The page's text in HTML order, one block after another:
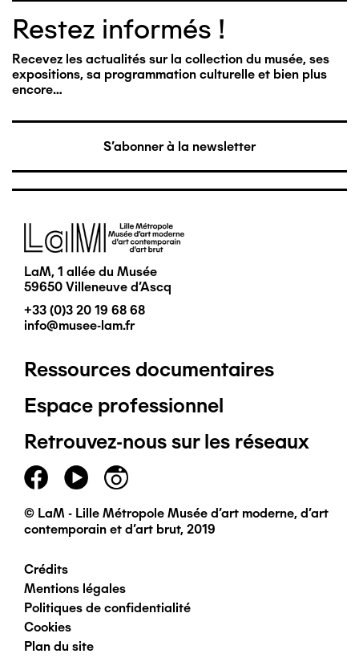
Restez informés !
Recevez les actualités sur la collection du musée, ses
expositions, sa programmation culturelle et bien plus
encore…
S'abonner à la newsletter
Image
LaM, 1 allée du Musée
59650 Villeneuve d'Ascq
+33 (0)3 20 19 68 68
info@musee-lam.fr
Pied
de
page
principal
Ressources documentaires
Espace professionnel
Retrouvez-nous sur les réseaux
© LaM - Lille Métropole Musée d'art moderne, d'art
contemporain et d'art brut, 2019
Pied
de
page
Crédits
Mentions légales
Politiques de confidentialité
Cookies
Plan du site